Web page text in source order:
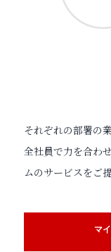
それぞれの部署の
全社員で力を合わ
ムのサービスをご
マ